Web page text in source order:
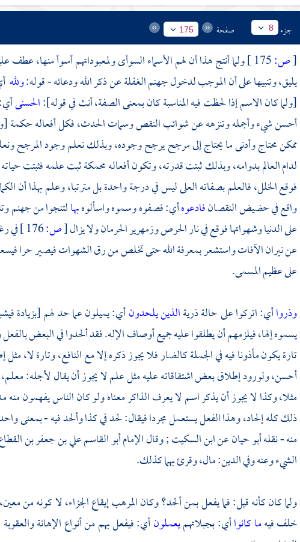
جزء 8 صفحة 175
[ص:
ولما أنتج هذا أن لهم الأسماء السوأى ولمعبوداتهم أسوأ منها،
يليق، وتنبيها على أن الموجب لدخول جهنم الغفلة عن ذكر الله ودعائه - قوله:ولله
[ولما كان الاسم إذا لحظت فيه المناسبة كان بمعنى الصفة، أنث في قوله]:الحسنى
أحسن شيء وأجمله وتنزهه عن شوائب النقص وسمات الحدث، فكل أفعاله حكمة [و]
ممكن محتاج وأدنى ما يحتاج إلى مرجح يرجح وجوده، وبذلك نعلم وجود المرجح
لدام العالم بدوامه، وبذلك ثبتت قدرته، وتكون أفعاله محمكة ثبت علمه فثبتت
فوقع الخلل، فالعلم بصفاته العلى ليس في درجة واحدة بل مترتبا، وعلم بهذا أن
واقع في حضيض النقصانفادعوهأي: فصفوه وسموه واسألوهبهالتنجوا من جهنم
على الدنيا وشهواتها فوقع في نار الحرص وزمهرير الحرمان ولا يزال[ص:
في
عن نيران الآفات واستشعر بمعرفة الله حتى تخلص من رق الشهوات فيصير حرا
على عظيم المسمى.
وذرواأي: اتركوا على حالة ذريةالذين يلحدونأي: يميلون عما حد لهم [بزيادة
يسموه إلها، فيلزمهم أن يطلقوا عليه جميع أوصاف الإله. فقد ألحدوا في البعض بالفعل
تارة يكون مأذونا فيه في الجملة كالضار فلا يجوز ذكره إلا مع النافع، وتارة
أحسن، ولورود إطلاق بعض اشتقاقاته عليه مثل علم لا يجوز أن يقال لأجله: معلم،
مثلا، وكذا لا يجوز أن يذكر اسم لا يعرف الذاكر معناه ولو كان الناس يفهمون
ذلك كله إلحاد، وهذا الفعل يستعمل مجردا فيقال: لحد في كذا وألحد فيه - بمعنى
منه - نقلهأبو حيانعنابن السكيت; وقالالإمام أبو القاسم علي بن جعفر بن
الشيء وعنه وفي الدين: مال، وقرئ بهما كذلك.
ولما كان كأنه قيل: فما يفعل بمن ألحد؟ وكان المرهب إيقاع الجزاء، لا كونه من
خلف فيهما كانواأي: بجبلاتهميعملونأي: فيفعل بهم من أنواع الإهانة